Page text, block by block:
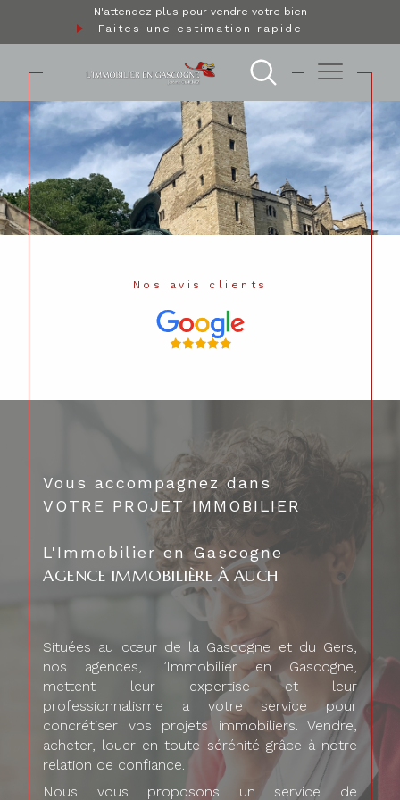
N'attendez plus pour vendre votre bien
Faites une estimation rapide
Nos avis clients
Vous accompagnez dans
VOTRE PROJET IMMOBILIER
L'Immobilier en Gascogne
AGENCE IMMOBILIÈRE À AUCH
Situées au cœur de la Gascogne et du Gers,
nos agences, l’Immobilier en Gascogne,
mettent leur expertise et leur
professionnalisme a votre service pour
concrétiser vos projets immobiliers. Vendre,
acheter, louer en toute sérénité grâce à notre
relation de confiance.
Nous vous proposons un service de